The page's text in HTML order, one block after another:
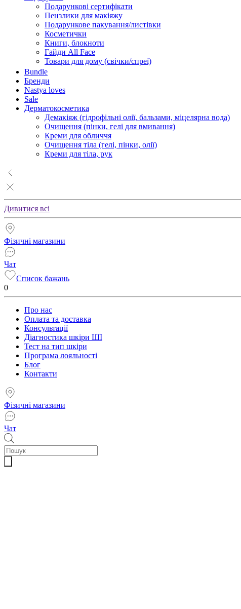
Подарункові сертифікати
Пензлики для макіяжу
Подарункове пакування/листівки
Косметички
Книги, блокноти
Гайди All Face
Товари для дому (свічки/спреї)
Bundle
Бренди
Nastya loves
Sale
Дерматокосметика
Демакіяж (гідрофільні олії, бальзами, міцелярна вода)
Очищення (пінки, гелі для вмивання)
Креми для обличчя
Очищення тіла (гелі, пінки, олії)
Креми для тіла, рук
Дивитися всі
Фізичні магазини
Чат
Список бажань
0
Про нас
Оплата та доставка
Консультації
Діагностика шкіри ШІ
Тест на тип шкіри
Програма лояльності
Блог
Контакти
Фізичні магазини
Чат
Пошук
товарів